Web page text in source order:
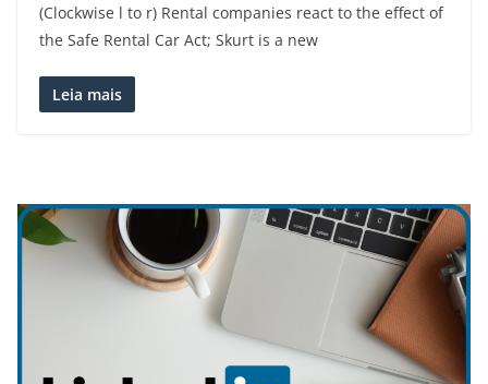
(Clockwise l to r) Rental companies react to the effect of
the Safe Rental Car Act; Skurt is a new
Leia mais